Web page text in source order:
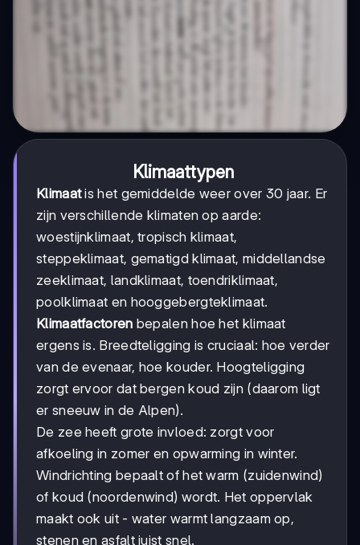
Klimaattypen
Klimaatis het gemiddelde weer over 30 jaar. Er
zijn verschillende klimaten op aarde:
woestijnklimaat, tropisch klimaat,
steppeklimaat, gematigd klimaat, middellandse
zeeklimaat, landklimaat, toendriklimaat,
poolklimaat en hooggebergteklimaat.
Klimaatfactoren bepalen hoe het klimaat
ergens is. Breedteligging is cruciaal: hoe verder
van de evenaar, hoe kouder. Hoogteligging
zorgt ervoor dat bergen koud zijn (daarom ligt
er sneeuw in de Alpen).
De zee heeft grote invloed: zorgt voor
afkoeling in zomer en opwarming in winter.
Windrichting bepaalt of het warm (zuidenwind)
of koud (noordenwind) wordt. Het oppervlak
maakt ook uit - water warmt langzaam op,
stenen en asfalt juist snel.